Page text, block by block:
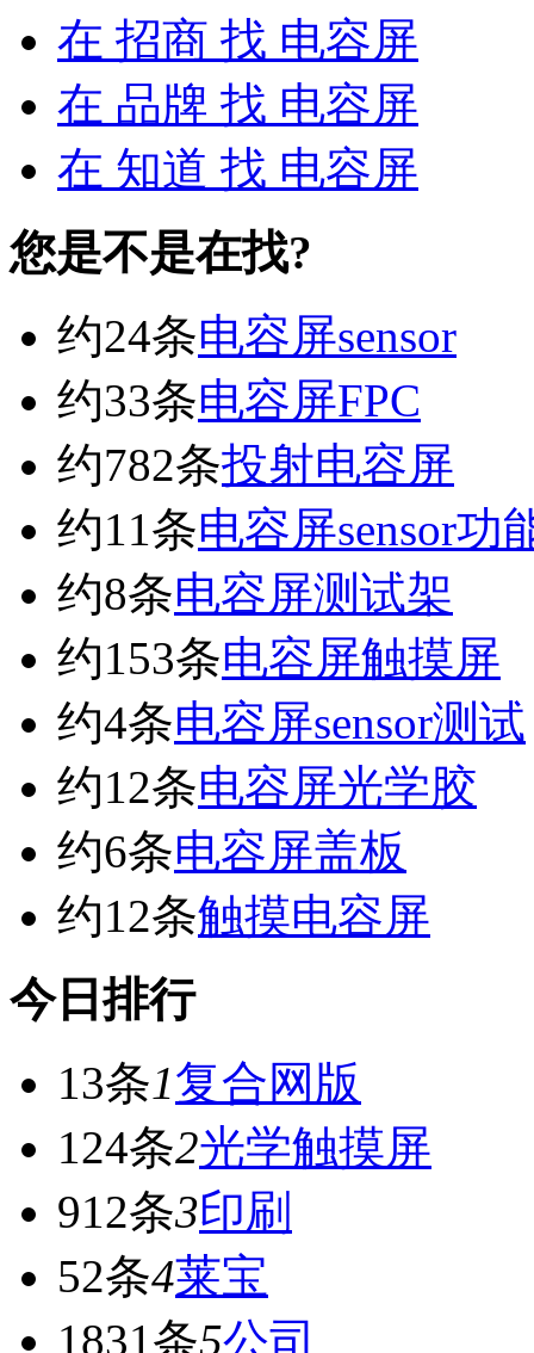
在 招商 找 电容屏
在 品牌 找 电容屏
在 知道 找 电容屏
您是不是在找?
约24条电容屏sensor
约33条电容屏FPC
约782条投射电容屏
约11条电容屏sensor功
约8条电容屏测试架
约153条电容屏触摸屏
约4条电容屏sensor测试
约12条电容屏光学胶
约6条电容屏盖板
约12条触摸电容屏
今日排行
13条1复合网版
124条2光学触摸屏
912条3印刷
52条4莱宝
1831条5公司